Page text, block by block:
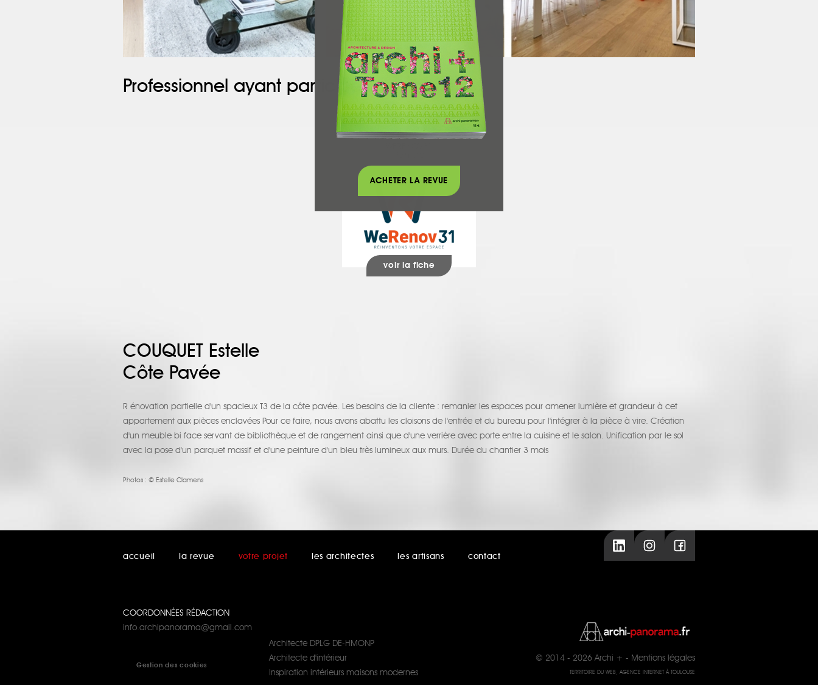
Professionnel ayant participé à ce projet :
voir la fiche
COUQUET Estelle
Côte Pavée
R énovation partielle d'un spacieux T3 de la côte pavée. Les besoins de la cliente : remanier les espaces pour amener lumière et grandeur à cet
appartement aux pièces enclavées Pour ce faire, nous avons abattu les cloisons de l'entrée et du bureau pour l'intégrer à la pièce à vire. Création
d'un meuble bi face servant de bibliothèque et de rangement ainsi que d'une verrière avec porte entre la cuisine et le salon. Unification par le sol
avec la pose d'un parquet massif et d'une peinture d'un bleu très lumineux aux murs. Durée du chantier 3 mois
Photos : © Estelle Clamens
accueil la revue votre projet les architectes les artisans contact
COORDONNÉES RÉDACTION
info.archipanorama@gmail.com
Gestion des cookies
Architecte DPLG DE-HMONP
Architecte d'intérieur
Inspiration intérieurs maisons modernes
© 2014 - 2026 Archi + - Mentions légales
TERRITOIRE DU WEB, AGENCE INTERNET À TOULOUSE
ACHETER LA REVUE